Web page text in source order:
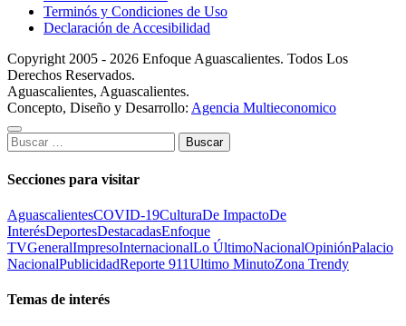
Terminós y Condiciones de Uso
Declaración de Accesibilidad
Copyright 2005 - 2026 Enfoque Aguascalientes. Todos Los
Derechos Reservados.
Aguascalientes, Aguascalientes.
Concepto, Diseño y Desarrollo: Agencia Multieconomico
Buscar:
Secciones para visitar
AguascalientesCOVID-19CulturaDe ImpactoDe
InterésDeportesDestacadasEnfoque
TVGeneralImpresoInternacionalLo ÚltimoNacionalOpiniónPalacio
NacionalPublicidadReporte 911Ultimo MinutoZona Trendy
Temas de interés